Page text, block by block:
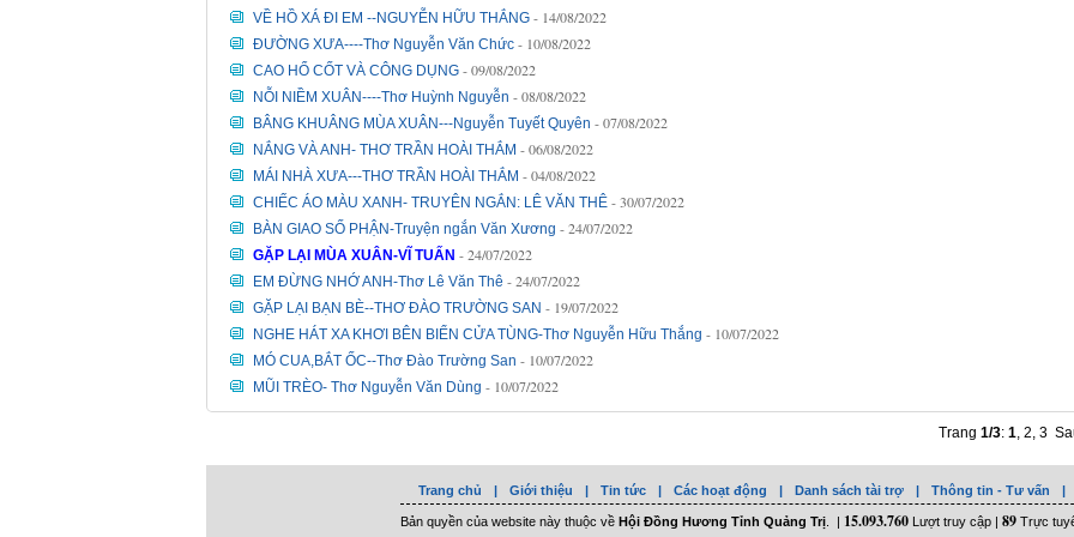
VỀ HỒ XÁ ĐI EM --NGUYỄN HỮU THẮNG - 14/08/2022
ĐƯỜNG XƯA----Thơ Nguyễn Văn Chức - 10/08/2022
CAO HỔ CỐT VÀ CÔNG DỤNG - 09/08/2022
NỖI NIỀM XUÂN----Thơ Huỳnh Nguyễn - 08/08/2022
BÂNG KHUÂNG MÙA XUÂN---Nguyễn Tuyết Quyên - 07/08/2022
NẮNG VÀ ANH- THƠ TRẦN HOÀI THẮM - 06/08/2022
MÁI NHÀ XƯA---THƠ TRẦN HOÀI THẮM - 04/08/2022
CHIẾC ÁO MÀU XANH- TRUYÊN NGẮN: LÊ VĂN THÊ - 30/07/2022
BÀN GIAO SỐ PHẬN-Truyện ngắn Văn Xương - 24/07/2022
GẶP LẠI MÙA XUÂN-VĨ TUẤN - 24/07/2022
EM ĐỪNG NHỚ ANH-Thơ Lê Văn Thê - 24/07/2022
GẶP LẠI BẠN BÈ--THƠ ĐÀO TRƯỜNG SAN - 19/07/2022
NGHE HÁT XA KHƠI BÊN BIỂN CỬA TÙNG-Thơ Nguyễn Hữu Thắng - 10/07/2022
MÓ CUA,BẮT ỐC--Thơ Đào Trường San - 10/07/2022
MŨI TRÈO- Thơ Nguyễn Văn Dùng - 10/07/2022
Trang 1/3: 1, 2, 3
Trang chủ | Giới thiệu | Tin tức | Các hoạt động | Danh sách tài trợ | Thông tin - Tư vấn |
Bản quyền của website này thuộc về Hội Đồng Hương Tỉnh Quảng Trị. | 15.093.760Lượt truy cập | 89Trực